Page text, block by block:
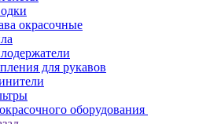
окрасочные
для рукавов
оборудования